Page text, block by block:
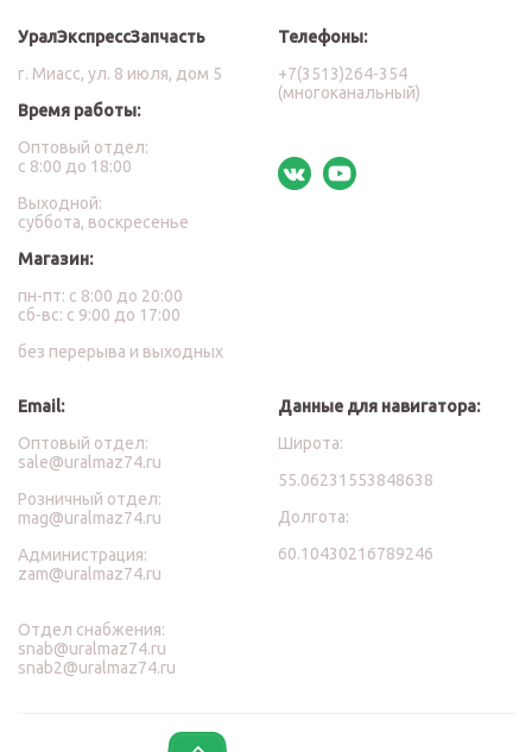
УралЭкспрессЗапчасть
г. Миасс, ул. 8 июля, дом 5
Время работы:
Оптовый отдел:
с 8:00 до 18:00
Выходной:
суббота, воскресенье
Магазин:
пн-пт: с 8:00 до 20:00
сб-вс: с 9:00 до 17:00
без перерыва и выходных
Телефоны:
+7(3513)264-354
(многоканальный)
Email:
Оптовый отдел:
sale@uralmaz74.ru
Розничный отдел:
mag@uralmaz74.ru
Администрация:
zam@uralmaz74.ru
Отдел снабжения:
snab@uralmaz74.ru
snab2@uralmaz74.ru
Данные для навигатора:
Широта:
55.06231553848638
Долгота:
60.10430216789246